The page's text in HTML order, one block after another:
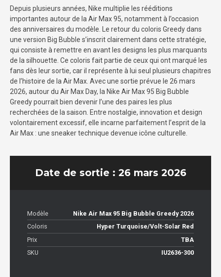
Depuis plusieurs années, Nike multiplie les rééditions
importantes autour de la Air Max 95, notamment à l’occasion
des anniversaires du modèle. Le retour du coloris Greedy dans
une version Big Bubble s’inscrit clairement dans cette stratégie,
qui consiste à remettre en avant les designs les plus marquants
de la silhouette. Ce coloris fait partie de ceux qui ont marqué les
fans dès leur sortie, car il représente à lui seul plusieurs chapitres
de l’histoire de la Air Max. Avec une sortie prévue le 26 mars
2026, autour du Air Max Day, la Nike Air Max 95 Big Bubble
Greedy pourrait bien devenir l’une des paires les plus
recherchées de la saison. Entre nostalgie, innovation et design
volontairement excessif, elle incarne parfaitement l’esprit de la
Air Max : une sneaker technique devenue icône culturelle.
Date de sortie : 26 mars 2026
Modèle
Nike Air Max 95 Big Bubble Greedy 2026
Coloris
Hyper Turquoise/Volt-Solar Red
Prix
TBA
SKU
IU2636-300